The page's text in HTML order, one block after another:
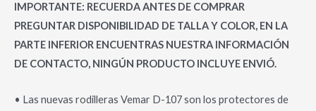
IMPORTANTE: RECUERDA ANTES DE COMPRAR
PREGUNTAR DISPONIBILIDAD DE TALLA Y COLOR, EN LA
PARTE INFERIOR ENCUENTRAS NUESTRA INFORMACIÓN
DE CONTACTO, NINGÚN PRODUCTO INCLUYE ENVIÓ.
• Las nuevas rodilleras Vemar D-107 son los protectores de